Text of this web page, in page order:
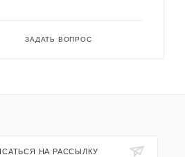
ЗАДАТЬ ВОПРОС
НА РАССЫЛКУ